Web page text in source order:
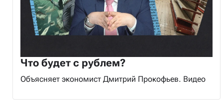
Что будет с рублем?
Объясняет экономист Дмитрий Прокофьев. Видео